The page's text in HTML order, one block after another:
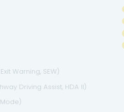
Warning, SEW)
Driving Assist, HDA II)